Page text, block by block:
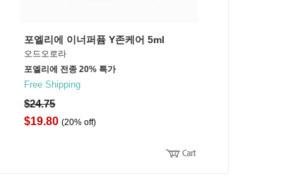
포엘리에 이너퍼퓸 Y존케어 5ml
오드오로라
포엘리에 전종 20% 특가
Free Shipping
$24.75
$19.80(20% off)